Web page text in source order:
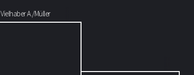
Vielhaber A./Müller